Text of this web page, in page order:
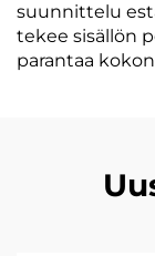
suunnittelu
tekee sisällön
parantaa